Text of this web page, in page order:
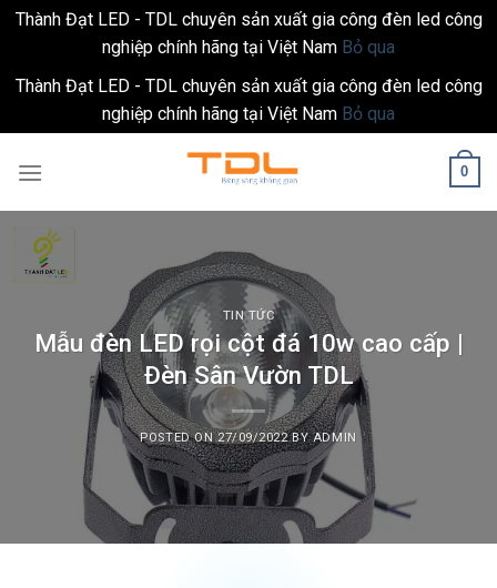
Thành Đạt LED - TDL chuyên sản xuất gia công đèn led công
nghiệp chính hãng tại Việt Nam Bỏ qua
Thành Đạt LED - TDL chuyên sản xuất gia công đèn led công
nghiệp chính hãng tại Việt Nam Bỏ qua
0
TIN TỨC
Mẫu đèn LED rọi cột đá 10w cao cấp |
Đèn Sân Vườn TDL
POSTED ON27/09/2022BYADMIN